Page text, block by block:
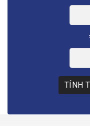
TÍNH